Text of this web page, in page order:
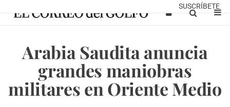
SUSCRÍBETE
Arabia Saudita anuncia
grandes maniobras
militares en Oriente Medio